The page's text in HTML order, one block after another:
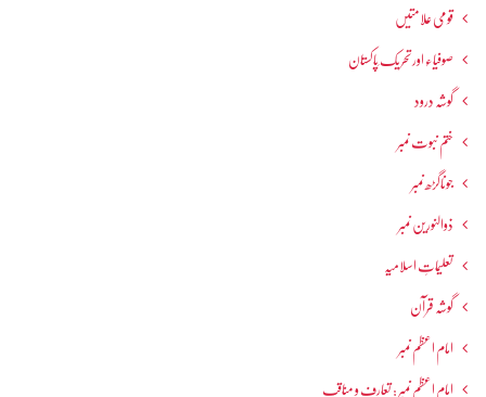
قومی علامتیں
صوفیاء اور تحریک ِپاکستان
گوشہ درود
ختم نبوت نمبر
جوناگڑھ نمبر
ذوالنورین نمبر
تعلیماتِ اسلامیہ
گوشہ قرآن
امام اعظم نمبر
امام اعظم نمبر : تعارف و مناقب